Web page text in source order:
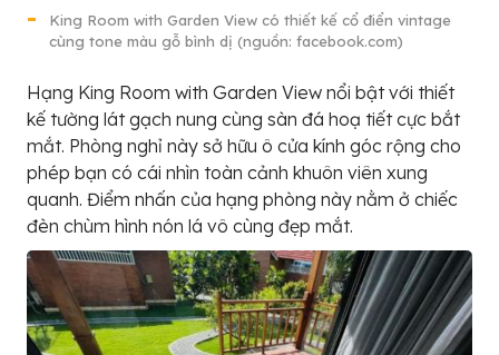
King Room with Garden View có thiết kế cổ điển vintage
cùng tone màu gỗ bình dị (nguồn: facebook.com)
Hạng King Room with Garden View nổi bật với thiết
kế tường lát gạch nung cùng sàn đá hoạ tiết cực bắt
mắt. Phòng nghỉ này sở hữu ô cửa kính góc rộng cho
phép bạn có cái nhìn toàn cảnh khuôn viên xung
quanh. Điểm nhấn của hạng phòng này nằm ở chiếc
đèn chùm hình nón lá vô cùng đẹp mắt.